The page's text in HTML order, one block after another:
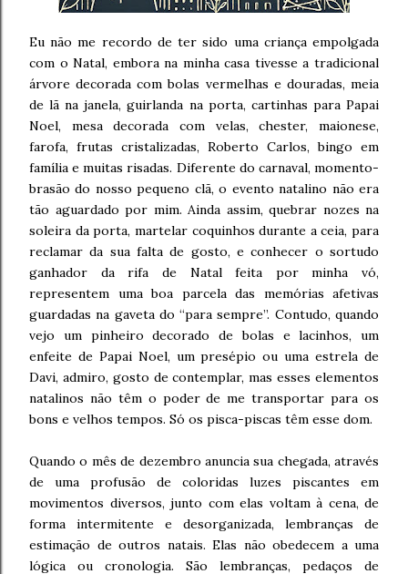
Eu não me recordo de ter sido uma criança empolgada
com o Natal, embora na minha casa tivesse a tradicional
árvore decorada com bolas vermelhas e douradas, meia
de lã na janela, guirlanda na porta, cartinhas para Papai
Noel, mesa decorada com velas, chester, maionese,
farofa, frutas cristalizadas, Roberto Carlos, bingo em
família e muitas risadas. Diferente do carnaval, momento-
brasão do nosso pequeno clã, o evento natalino não era
tão aguardado por mim. Ainda assim, quebrar nozes na
soleira da porta, martelar coquinhos durante a ceia, para
reclamar da sua falta de gosto, e conhecer o sortudo
ganhador da rifa de Natal feita por minha vó,
representem uma boa parcela das memórias afetivas
guardadas na gaveta do “para sempre”. Contudo, quando
vejo um pinheiro decorado de bolas e lacinhos, um
enfeite de Papai Noel, um presépio ou uma estrela de
Davi, admiro, gosto de contemplar, mas esses elementos
natalinos não têm o poder de me transportar para os
bons e velhos tempos. Só os pisca-piscas têm esse dom.
Quando o mês de dezembro anuncia sua chegada, através
de uma profusão de coloridas luzes piscantes em
movimentos diversos, junto com elas voltam à cena, de
forma intermitente e desorganizada, lembranças de
estimação de outros natais. Elas não obedecem a uma
lógica ou cronologia. São lembranças, pedaços de